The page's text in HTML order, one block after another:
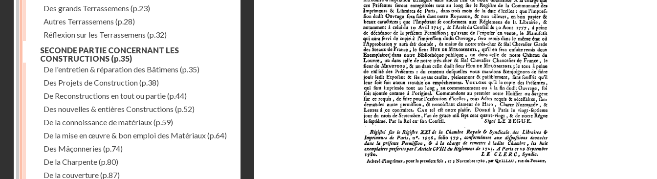
Des grands Terrassemens (p.23)
Autres Terrassemens (p.28)
Réflexion sur les Terrassemens (p.32)
SECONDE PARTIE CONCERNANT LES
CONSTRUCTIONS (p.35)
De l'entretien & réparation des Bâtimens (p.35)
Des Projets de Construction(p.38)
De Reconstructions en tout ou partie(p.44)
Des nouvelles & entières Constructions (p.52)
De la connoissance de matériaux(p.59)
De la mise en œuvre & bon emploi des Matériaux(p.64)
Des Mâçonneries (p.74)
De la Charpente(p.80)
De la couverture(p.87)